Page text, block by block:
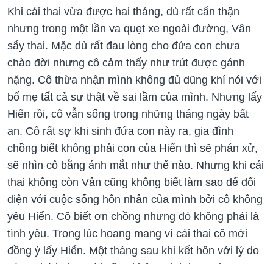
Khi cái thai vừa được hai tháng, dù rất cẩn thận
nhưng trong một lần va quẹt xe ngoài đường, Vân
sẩy thai. Mặc dù rất đau lòng cho đứa con chưa
chào đời nhưng cô cảm thấy như trút được gánh
nặng. Cô thừa nhận mình không đủ dũng khí nói với
bố mẹ tất cả sự thật về sai lầm của mình. Nhưng lấy
Hiển rồi, cô vẫn sống trong những tháng ngày bất
an. Cô rất sợ khi sinh đứa con này ra, gia đình
chồng biết không phải con của Hiển thì sẽ phán xử,
sẽ nhìn cô bằng ánh mắt như thế nào. Nhưng khi cái
thai không còn Vân cũng không biết làm sao để đối
diện với cuộc sống hôn nhân của mình bởi cô không
yêu Hiển. Cô biết ơn chồng nhưng đó không phải là
tình yêu. Trong lúc hoang mang vì cái thai cô mới
đồng ý lấy Hiển. Một tháng sau khi kết hôn với lý do